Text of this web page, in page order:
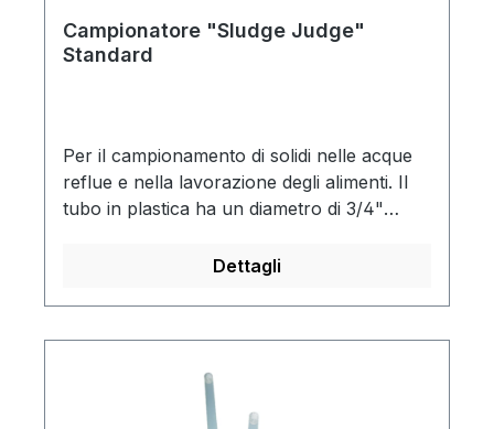
Campionatore "Sludge Judge"
Standard
Per il campionamento di solidi nelle acque
reflue e nella lavorazione degli alimenti. Il
tubo in plastica ha un diametro di 3/4"
in tre sezioni da 1,5 m con tappi a vite.
Dettagli